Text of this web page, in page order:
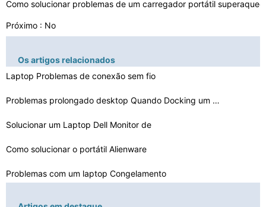
Como solucionar problemas de um carregador portátil
Próximo : No
Os artigos relacionados
Laptop Problemas de conexão sem fio
Problemas prolongado desktop Quando Docking um Laptop
Solucionar um Laptop Dell Monitor de
Como solucionar o portátil Alienware
Problemas com um laptop Congelamento